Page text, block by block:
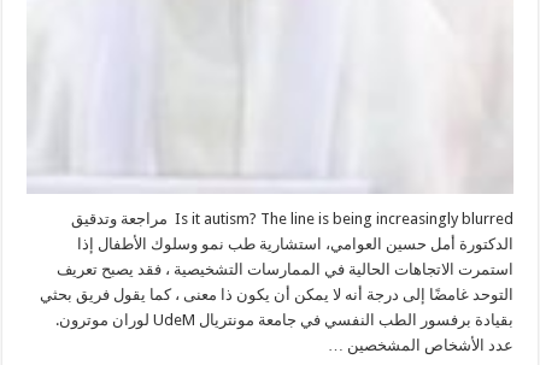
Is it autism? The line is being increasingly blurred مراجعة وتدقيق
الدكتورة أمل حسين العوامي، استشارية طب نمو وسلوك الأطفال إذا
استمرت الاتجاهات الحالية في الممارسات التشخيصية ، فقد يصبح تعريف
التوحد غامضًا إلى درجة أنه لا يمكن أن يكون ذا معنى ، كما يقول فريق بحثي
بقيادة برفسور الطب النفسي في جامعة مونتريال UdeM لوران موترون.
عدد الأشخاص المشخصين …